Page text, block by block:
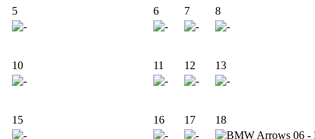
5 6 7 8
10 11 12 13
15 16 17 18